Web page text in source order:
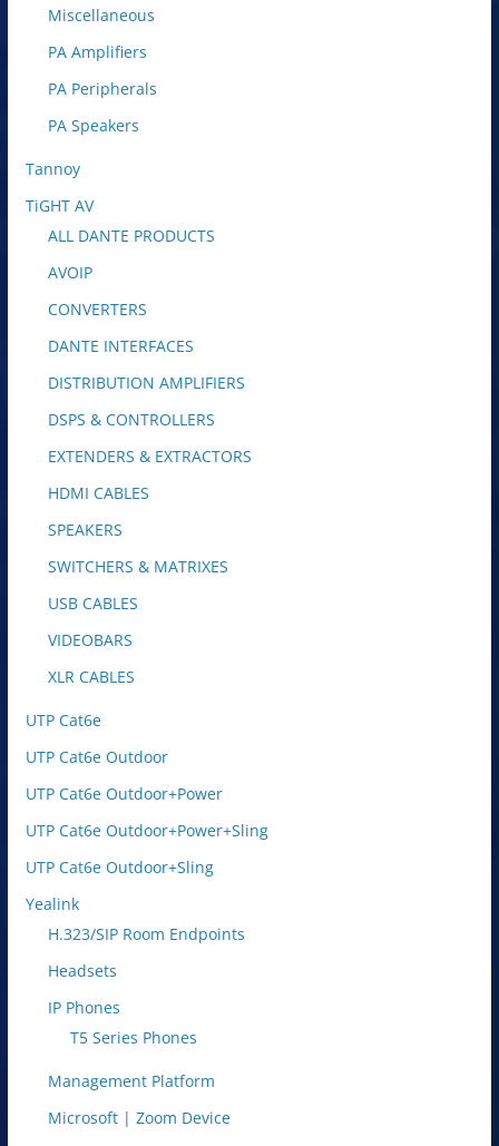
Miscellaneous
PA Amplifiers
PA Peripherals
PA Speakers
Tannoy
TiGHT AV
ALL DANTE PRODUCTS
AVOIP
CONVERTERS
DANTE INTERFACES
DISTRIBUTION AMPLIFIERS
DSPS & CONTROLLERS
EXTENDERS & EXTRACTORS
HDMI CABLES
SPEAKERS
SWITCHERS & MATRIXES
USB CABLES
VIDEOBARS
XLR CABLES
UTP Cat6e
UTP Cat6e Outdoor
UTP Cat6e Outdoor+Power
UTP Cat6e Outdoor+Power+Sling
UTP Cat6e Outdoor+Sling
Yealink
H.323/SIP Room Endpoints
Headsets
IP Phones
T5 Series Phones
Management Platform
Microsoft | Zoom Device